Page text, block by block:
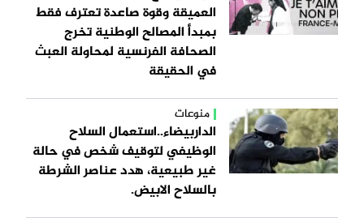
العميقة وقوة صاعدة تعترف فقط
بمبدأ المصالح الوطنية تخرج
الصحافة الفرنسية لمحاولة العبث
في الحقيقة
منوعات
الداربيضاء..استعمال السلاح
الوظيفي لتوقيف شخص في حالة
غير طبيعية، هدد عناصر الشرطة
بالسلاح الابيض.